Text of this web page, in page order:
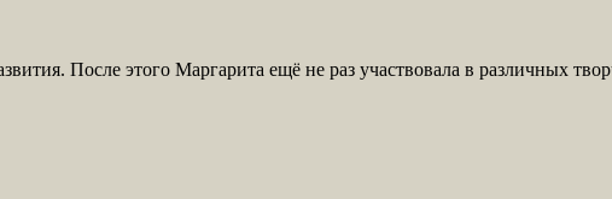
После этого Маргарита ещё не раз участвовала в различных